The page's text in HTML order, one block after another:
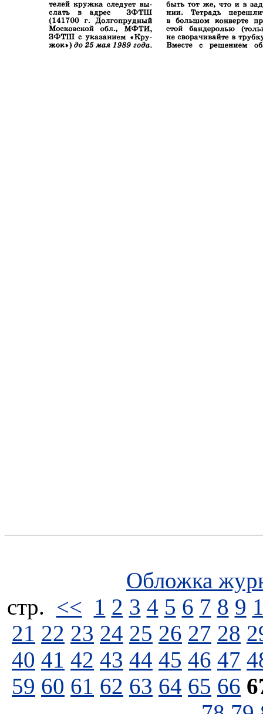
Обложка
стp. << 1 2 3 4 5 6 7 8 9
21 22 23 24 25 26 27 28
40 41 42 43 44 45 46 47
59 60 61 62 63 64 65 66